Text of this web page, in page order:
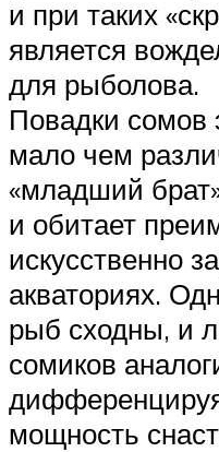
и при таких
является
для рыболова.
Повадки сомов
мало чем
«младший
и обитает
искусственно
акваториях.
рыб сходны, и
сомиков
мощность